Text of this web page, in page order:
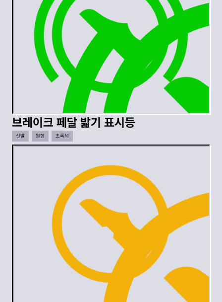
브레이크 페달 밟기 표시등
신발 원형 초록색